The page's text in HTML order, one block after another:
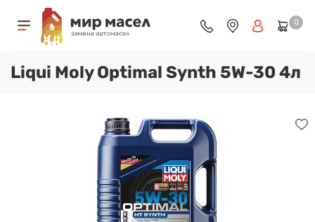
0
Liqui Moly Optimal Synth 5W-30 4л